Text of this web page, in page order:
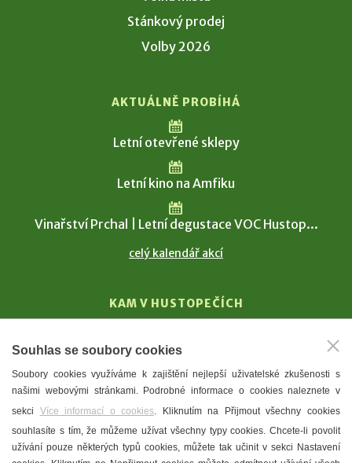
Stánkový prodej
Volby 2026
AKTUÁLNĚ PROBÍHÁ
Letní otevřené sklepy
Letní kino na Amfiku
Vinařství Prchal | Letní degustace VOC Hustop...
celý kalendář akcí
KAM V HUSTOPEČÍCH
T. G. Masaryk
Mandloně
Ubytování
Restaurace
Městské muzeum a galerie
Souhlas se soubory cookies
Soubory cookies využíváme k zajištění nejlepší uživatelské zkušenosti s
našimi webovými stránkami. Podrobné informace o cookies naleznete v
sekci Více informací o cookies. Kliknutím na Přijmout všechny cookies
souhlasíte s tím, že můžeme užívat všechny typy cookies. Chcete-li povolit
užívání pouze některých typů cookies, můžete tak učinit v sekci Nastavení